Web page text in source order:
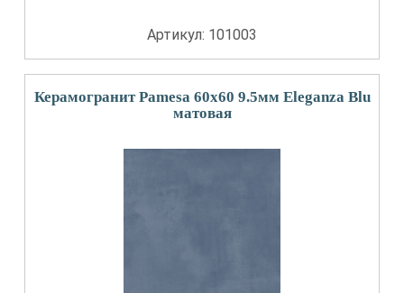
Артикул: 101003
Керамогранит Pamesa 60x60 9.5мм Eleganza Blu
матовая